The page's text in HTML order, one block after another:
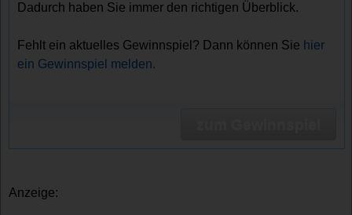
Dadurch haben Sie immer den richtigen Überblick.
Fehlt ein aktuelles Gewinnspiel? Dann können Sie hier
ein Gewinnspiel melden.
Anzeige: